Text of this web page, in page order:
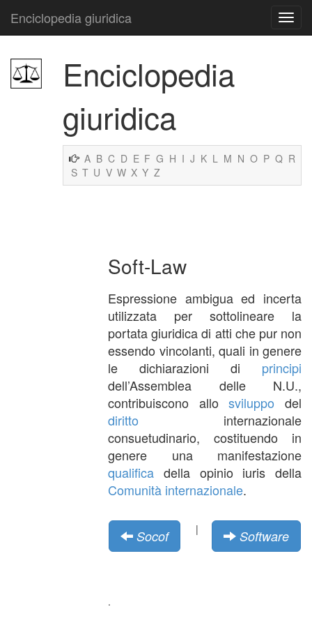
Enciclopedia giuridica
Enciclopedia
giuridica
A B C D E F G H I J K L M N O P Q R
S T U V W X Y Z
Soft-Law
Espressione ambigua ed incerta
utilizzata per sottolineare la
portata giuridica di atti che pur non
essendo vincolanti, quali in genere
le dichiarazioni di principi
dell’Assemblea delle N.U.,
contribuiscono allosviluppo del
diritto internazionale
consuetudinario, costituendo in
genere una manifestazione
qualifica della opinio iuris della
Comunità internazionale.
Socof | Software
.